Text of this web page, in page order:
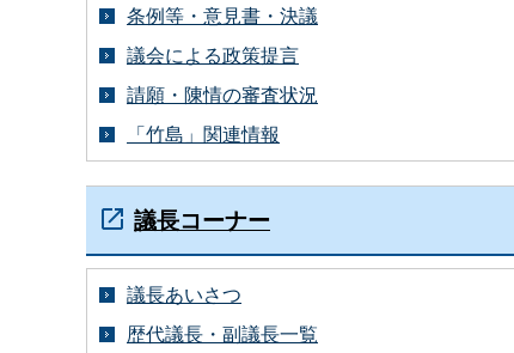
条例等・意見書・決議
議会による政策提言
請願・陳情の審査状況
「竹島」関連情報
議長コーナー
議長あいさつ
歴代議長・副議長一覧